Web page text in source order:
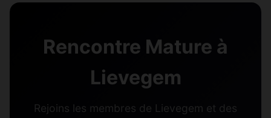
Rencontre Mature à
Lievegem
Rejoins les membres de Lievegem et des